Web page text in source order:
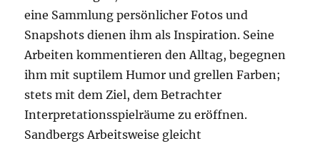
eine Sammlung persönlicher Fotos und
Snapshots dienen ihm als Inspiration. Seine
Arbeiten kommentieren den Alltag, begegnen
ihm mit suptilem Humor und grellen Farben;
stets mit dem Ziel, dem Betrachter
Interpretationsspielräume zu eröffnen.
Sandbergs Arbeitsweise gleicht